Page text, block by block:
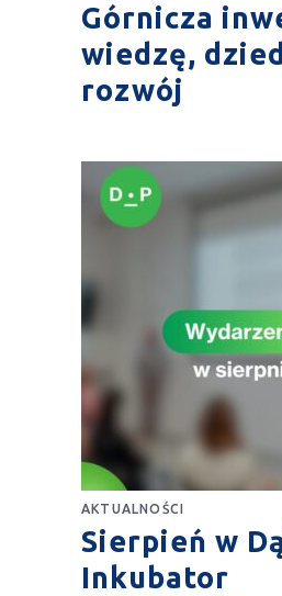
Górnicza
wiedzę,
rozwój
AKTUALNOŚCI
Sierpień w
Inkubator